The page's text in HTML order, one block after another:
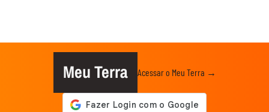
Meu Terra Acessar o Meu Terra →